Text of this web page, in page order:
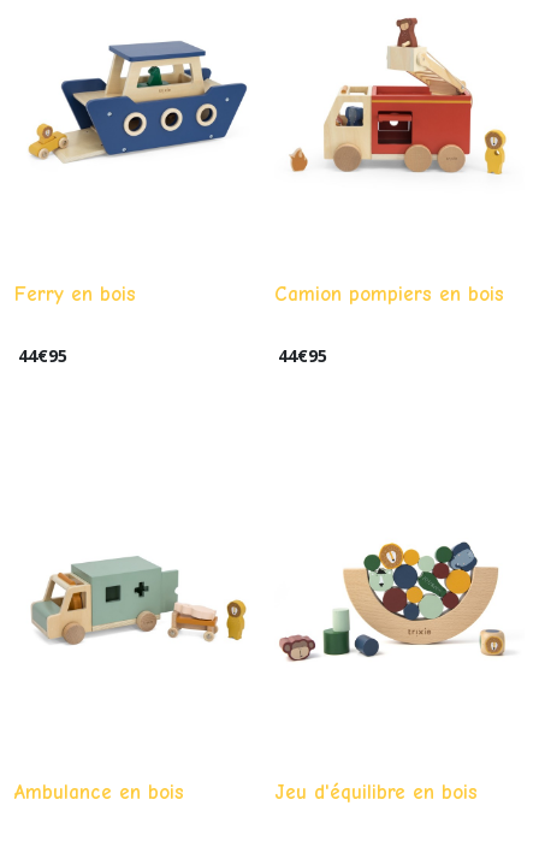
Ferry en bois
44€95
Camion pompiers en bois
44€95
Ambulance en bois Jeu d'équilibre en bois